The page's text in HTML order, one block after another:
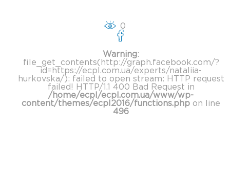
0
Warning:
file_get_contents(http://graph.facebook.com/?
id=https://ecpl.com.ua/experts/nataliia-
hurkovska/): failed to open stream: HTTP request
failed! HTTP/1.1 400 Bad Request in
/home/ecpl/ecpl.com.ua/www/wp-
content/themes/ecpl2016/functions.php on line
496